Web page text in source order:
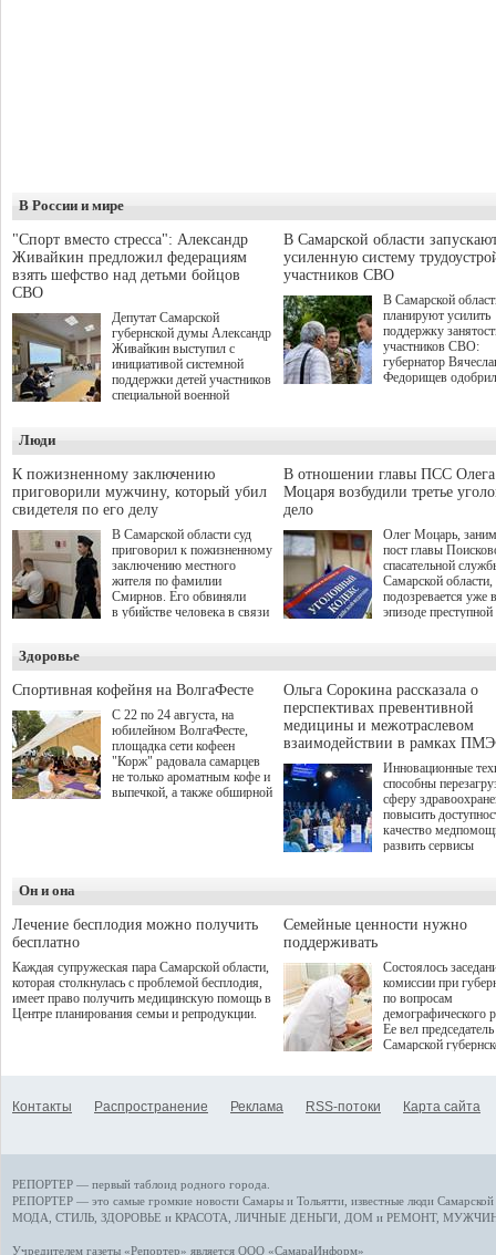
В России и мире
"Спорт вместо стресса": Александр
Живайкин предложил федерациям
взять шефство над детьми бойцов
СВО
Депутат Самарской
губернской думы Александр
Живайкин выступил с
инициативой системной
поддержки детей участников
специальной военной
"Помощь фронту и семьям
участников СВО", которая
прошла в Отрадном 7
августа.
В Самарской области
усиленную систему
участников СВО
В Самарской
планируют усилить
поддержку
участников СВО:
губернатор
Федорищев
на трудоустройство
спокойную
мирной жизни.
Люди
К пожизненному заключению
приговорили мужчину, который убил
свидетеля по его делу
В Самарской области суд
приговорил к пожизненному
заключению местного
жителя по фамилии
Смирнов. Его обвиняли
в убийстве человека в связи
В отношении главы ПСС Олега
Моцаря возбудили третье
дело
Олег Моцарь,
пост главы
спасательной
Самарской области,
подозревается уже
эпизоде преступной
а сам он
Здоровье
Спортивная кофейня на ВолгаФесте
С 22 по 24 августа, на
юбилейном ВолгаФесте,
площадка сети кофеен
"Корж" радовала самарцев
не только ароматным кофе и
выпечкой, а также обширной
Ольга Сорокина рассказала о
перспективах превентивной
медицины и межотраслевом
взаимодействии в рамках
Инновационные
способны
сферу
повысить
качество
развить сервисы
определенными
К ним можно
возникающие при
данными
более динамичного
проникновения
сегмент
отраслевое
рассказала Ольга
ходе сессии
качества жизни" в
ПМЭФ 2025. В
Он и она
Лечение бесплодия можно получить
бесплатно
Каждая супружеская пара Самарской области,
которая столкнулась с проблемой бесплодия,
имеет право получить медицинскую помощь в
Центре планирования семьи и репродукции.
Семейные ценности нужно
поддерживать
Состоялось
комиссии при
по вопросам
демографического
Ее вел председатель
Самарской
Контакты Распространение Реклама RSS-потоки Карта сайта
РЕПОРТЕР — первый таблоид родного города.
РЕПОРТЕР — это самые громкие новости Самары и Тольятти, известные люди
МОДА, СТИЛЬ ЗДОРОВЬЕ и КРАСОТА ЛИЧНЫЕ ДЕНЬГИ ДОМ и РЕМОНТ,
Учредителем газеты «Репортер» является ООО «СамараИнформ»